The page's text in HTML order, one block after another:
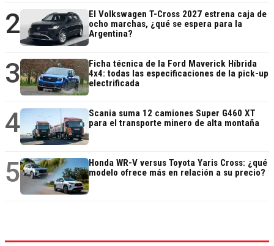
2
El Volkswagen T-Cross 2027 estrena caja de
ocho marchas, ¿qué se espera para la
Argentina?
3
Ficha técnica de la Ford Maverick Híbrida
4x4: todas las especificaciones de la pick-up
electrificada
4
Scania suma 12 camiones Super G460 XT
para el transporte minero de alta montaña
5
Honda WR-V versus Toyota Yaris Cross: ¿qué
modelo ofrece más en relación a su precio?